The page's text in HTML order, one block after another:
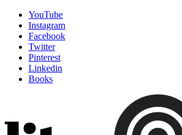
YouTube
Instagram
Facebook
Twitter
Pinterest
Linkedin
Books